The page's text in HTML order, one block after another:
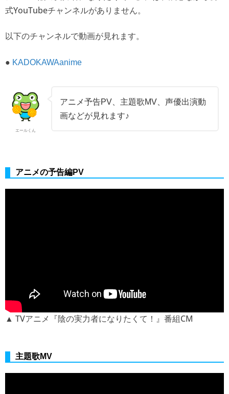
式YouTubeチャンネルがありません。
以下のチャンネルで動画が見れます。
● KADOKAWAanime
エールくん
アニメ予告PV、主題歌MV、声優出演動
画などが見れます♪
アニメの予告編PV
▲ TVアニメ『陰の実力者になりたくて！』番組CM
主題歌MV